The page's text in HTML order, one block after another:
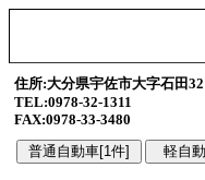
住所:大分県宇佐市大字石田32
TEL:0978-32-1311
FAX:0978-33-3480